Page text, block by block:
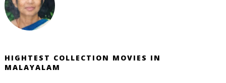
HIGHTEST COLLECTION MOVIES IN
MALAYALAM